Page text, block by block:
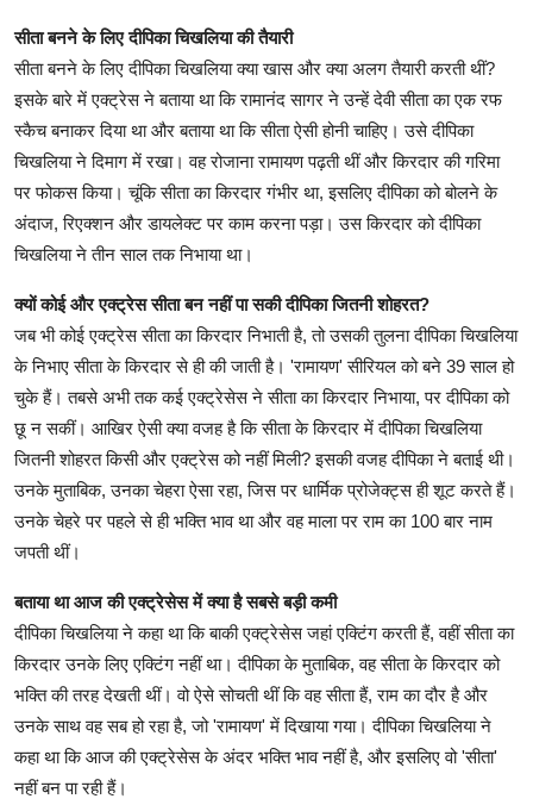
सीता बनने के लिए दीपिका चिखलिया की तैयारी
सीता बनने के लिए दीपिका चिखलिया क्या खास और क्या अलग तैयारी करती थीं?
इसके बारे में एक्ट्रेस ने बताया था कि रामानंद सागर ने उन्हें देवी सीता का एक रफ
स्कैच बनाकर दिया था और बताया था कि सीता ऐसी होनी चाहिए। उसे दीपिका
चिखलिया ने दिमाग में रखा। वह रोजाना रामायण पढ़ती थीं और किरदार की गरिमा
पर फोकस किया। चूंकि सीता का किरदार गंभीर था, इसलिए दीपिका को बोलने के
अंदाज, रिएक्शन और डायलेक्ट पर काम करना पड़ा। उस किरदार को दीपिका
चिखलिया ने तीन साल तक निभाया था।
क्यों कोई और एक्ट्रेस सीता बन नहीं पा सकी दीपिका जितनी शोहरत?
जब भी कोई एक्ट्रेस सीता का किरदार निभाती है, तो उसकी तुलना दीपिका चिखलिया
के निभाए सीता के किरदार से ही की जाती है। 'रामायण' सीरियल को बने 39 साल हो
चुके हैं। तबसे अभी तक कई एक्ट्रेसेस ने सीता का किरदार निभाया, पर दीपिका को
छू न सकीं। आखिर ऐसी क्या वजह है कि सीता के किरदार में दीपिका चिखलिया
जितनी शोहरत किसी और एक्ट्रेस को नहीं मिली? इसकी वजह दीपिका ने बताई थी।
उनके मुताबिक, उनका चेहरा ऐसा रहा, जिस पर धार्मिक प्रोजेक्ट्स ही शूट करते हैं।
उनके चेहरे पर पहले से ही भक्ति भाव था और वह माला पर राम का 100 बार नाम
जपती थीं।
बताया था आज की एक्ट्रेसेस में क्या है सबसे बड़ी कमी
दीपिका चिखलिया ने कहा था कि बाकी एक्ट्रेसेस जहां एक्टिंग करती हैं, वहीं सीता का
किरदार उनके लिए एक्टिंग नहीं था। दीपिका के मुताबिक, वह सीता के किरदार को
भक्ति की तरह देखती थीं। वो ऐसे सोचती थीं कि वह सीता हैं, राम का दौर है और
उनके साथ वह सब हो रहा है, जो 'रामायण' में दिखाया गया। दीपिका चिखलिया ने
कहा था कि आज की एक्ट्रेसेस के अंदर भक्ति भाव नहीं है, और इसलिए वो 'सीता'
नहीं बन पा रही हैं।